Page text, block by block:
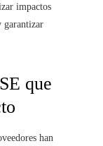
impactos
garantizar
que
han